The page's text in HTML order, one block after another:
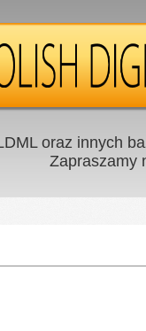
oraz innych
Zapraszamy